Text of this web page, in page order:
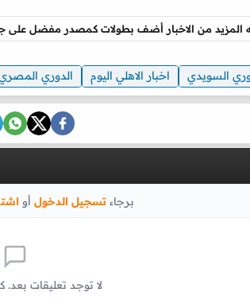
المزيد من الاخبار أضف بطولات كمصدر مفضل على
السويدي اخبار الاهلي اليوم الدوري
برجاء تسجيل الدخول أو
لا توجد تعليقات